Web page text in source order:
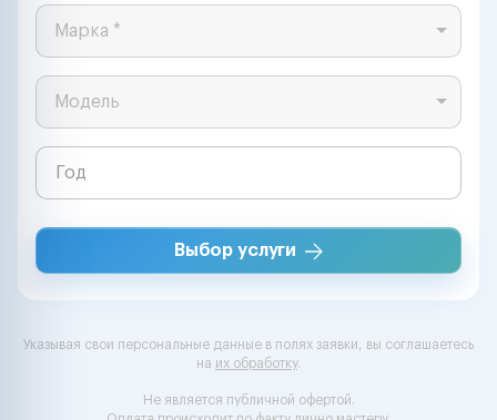
Марка *
Модель
Выбор услуги
Указывая свои персональные данные в полях заявки, вы соглашаетесь
на их обработку.
Не является публичной офертой.